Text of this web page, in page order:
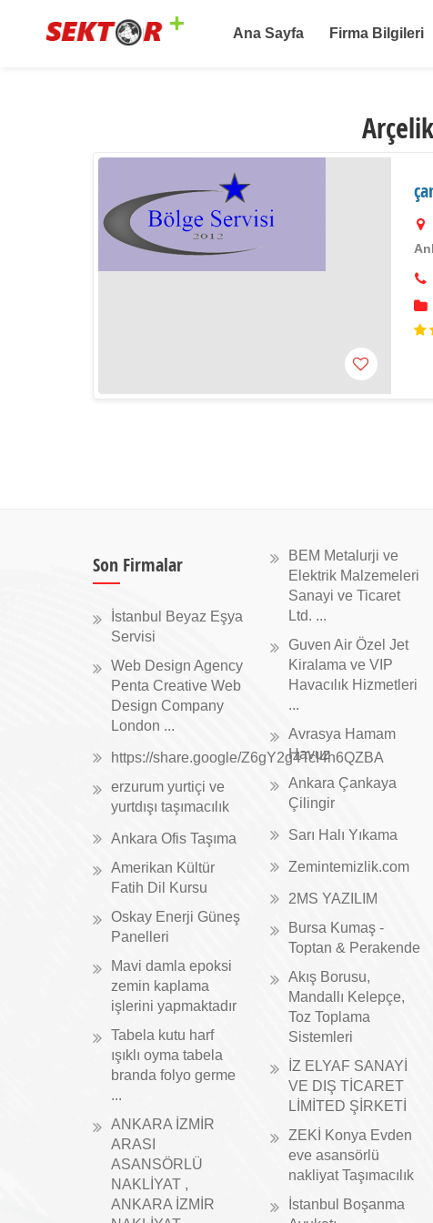
Ana Sayfa Firma Bilgileri
Son Firmalar
İstanbul Beyaz Eşya
Servisi
Web Design Agency
Penta Creative Web
Design Company
London ...
https://share.google/Z6gY2g4TcI4h6QZBA
erzurum yurtiçi ve
yurtdışı taşımacılık
Ankara Ofis Taşıma
Amerikan Kültür
Fatih Dil Kursu
Oskay Enerji Güneş
Panelleri
Mavi damla epoksi
zemin kaplama
işlerini yapmaktadır
Tabela kutu harf
ışıklı oyma tabela
branda folyo germe
...
ANKARA İZMİR
ARASI
ASANSÖRLÜ
NAKLİYAT ,
ANKARA İZMİR
BEM Metalurji ve
Elektrik Malzemeleri
Sanayi ve Ticaret
Ltd. ...
Guven Air Özel Jet
Kiralama ve VIP
Havacılık Hizmetleri
...
Avrasya Hamam
Havuz
Ankara Çankaya
Çilingir
Sarı Halı Yıkama
Zemintemizlik.com
2MS YAZILIM
Bursa Kumaş -
Toptan & Perakende
Akış Borusu,
Mandallı Kelepçe,
Toz Toplama
Sistemleri
İZ ELYAF SANAYİ
VE DIŞ TİCARET
LİMİTED ŞİRKETİ
ZEKİ Konya Evden
eve asansörlü
nakliyat Taşımacılık
İstanbul Boşanma